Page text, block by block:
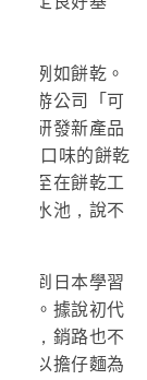
例如餅乾。
下游公司「可
，研發新產品
子口味的餅乾
甚至在餅乾工
噴水池，說不
員到日本學習
業。據說初代
燥，銷路也不
來以擔仔麵為